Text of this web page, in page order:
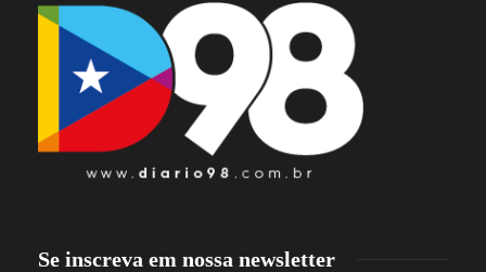
Se inscreva em nossa newsletter